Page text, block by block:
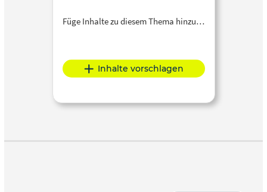
Füge Inhalte zu diesem Thema hinzu…
Inhalte vorschlagen